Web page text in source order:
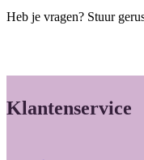
Heb je vragen? Stuur
Klantenservice